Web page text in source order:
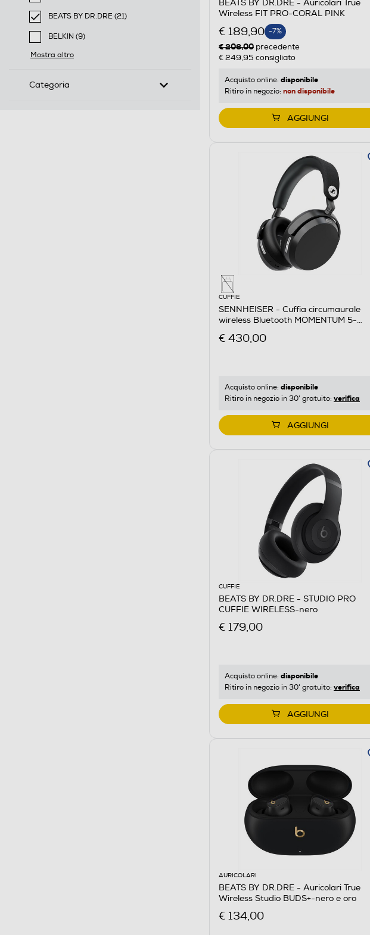
Filtra per Marca: APPLE
BEATS BY DR.DRE (21)
selected Filtro applicato per Marca: BEATS BY DR.DRE
BELKIN (9)
Filtra per Marca: BELKIN
Mostra altro
Categoria
BEATS BY DR.DRE - Auricolari True
Wireless FIT PRO-CORAL PINK
€ 189,90 -7%
€ 206,00 precedente
€ 249,95 consigliato
Acquisto online: disponibile
Ritiro in negozio: non disponibile
AGGIUNGI
CUFFIE
SENNHEISER - Cuffia circumaurale
wireless Bluetooth MOMENTUM 5-
€ 430,00
Acquisto online: disponibile
Ritiro in negozio in 30' gratuito: verifica
AGGIUNGI
CUFFIE
BEATS BY DR.DRE - STUDIO PRO
CUFFIE WIRELESS-nero
€ 179,00
Acquisto online: disponibile
Ritiro in negozio in 30' gratuito: verifica
AGGIUNGI
AURICOLARI
BEATS BY DR.DRE - Auricolari True
Wireless Studio BUDS+-nero e oro
€ 134,00